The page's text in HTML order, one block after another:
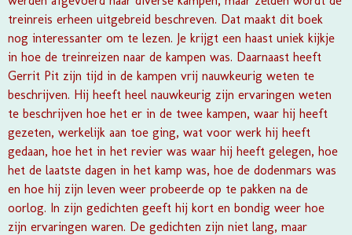
treinreis erheen uitgebreid beschreven. Dat maakt dit boek
nog interessanter om te lezen. Je krijgt een haast uniek kijkje
in hoe de treinreizen naar de kampen was. Daarnaast heeft
Gerrit Pit zijn tijd in de kampen vrij nauwkeurig weten te
beschrijven. Hij heeft heel nauwkeurig zijn ervaringen weten
te beschrijven hoe het er in de twee kampen, waar hij heeft
gezeten, werkelijk aan toe ging, wat voor werk hij heeft
gedaan, hoe het in het revier was waar hij heeft gelegen, hoe
het de laatste dagen in het kamp was, hoe de dodenmars was
en hoe hij zijn leven weer probeerde op te pakken na de
oorlog. In zijn gedichten geeft hij kort en bondig weer hoe
zijn ervaringen waren. De gedichten zijn niet lang, maar